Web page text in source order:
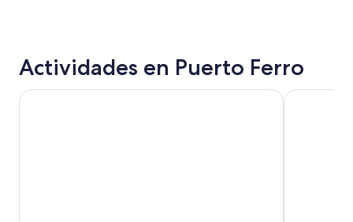
Actividades en Puerto Ferro
Aventura inolvidable en kayak bioluminiscente de un día
Experiencia